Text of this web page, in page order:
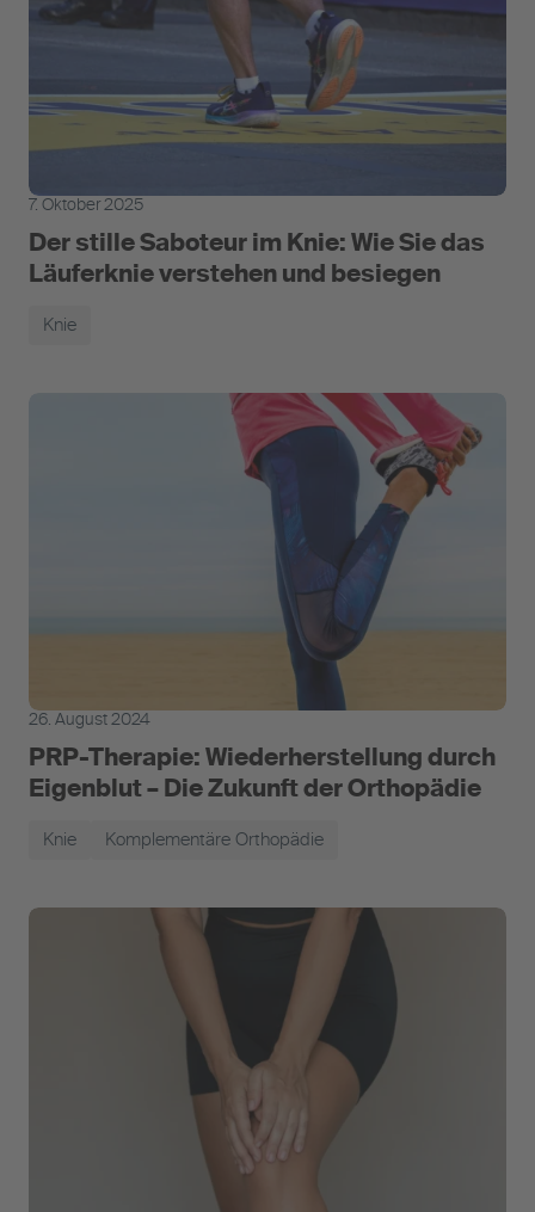
7. Oktober 2025
Der stille Saboteur im Knie: Wie Sie das
Läuferknie verstehen und besiegen
Knie
26. August 2024
PRP-Therapie: Wiederherstellung durch
Eigenblut – Die Zukunft der Orthopädie
Knie Komplementäre Orthopädie